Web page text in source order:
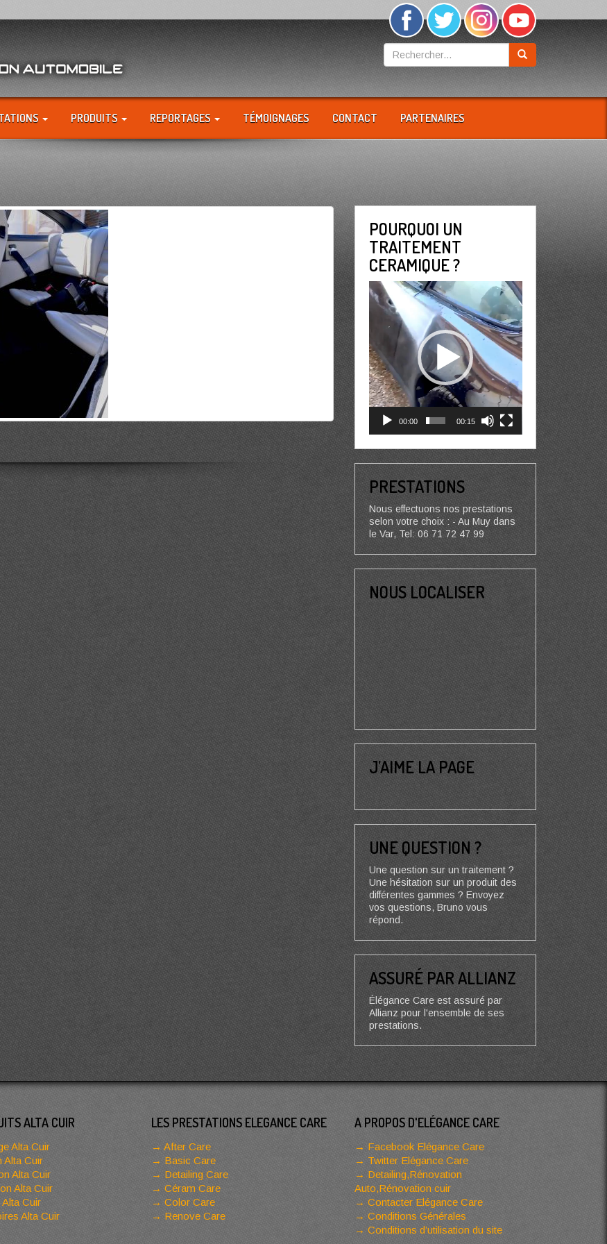
PRODUITS REPORTAGES TÉMOIGNAGES CONTACT PARTENAIRES
POURQUOI UN
TRAITEMENT
CERAMIQUE ?
Lecteur
vidéo
00:00 00:15
PRESTATIONS
Nous effectuons nos prestations
selon votre choix : - Au Muy dans
le Var, Tel: 06 71 72 47 99
NOUS LOCALISER
J’AIME LA PAGE
UNE QUESTION ?
Une question sur un traitement ?
Une hésitation sur un produit des
différentes gammes ? Envoyez
vos questions, Bruno vous
répond.
ASSURÉ PAR ALLIANZ
Élégance Care est assuré par
Allianz pour l'ensemble de ses
prestations.
ALTA CUIR
Alta Cuir
Alta Cuir
Alta Cuir
Alta Cuir
Cuir
Alta Cuir
LES PRESTATIONS ELEGANCE CARE
After Care
Basic Care
Detailing Care
Céram Care
Color Care
Renove Care
A PROPOS D'ELÉGANCE CARE
Facebook Elégance Care
Twitter Elégance Care
Detailing,Rénovation
Auto,Rénovation cuir
Contacter Elégance Care
Conditions Générales
Conditions d’utilisation du site